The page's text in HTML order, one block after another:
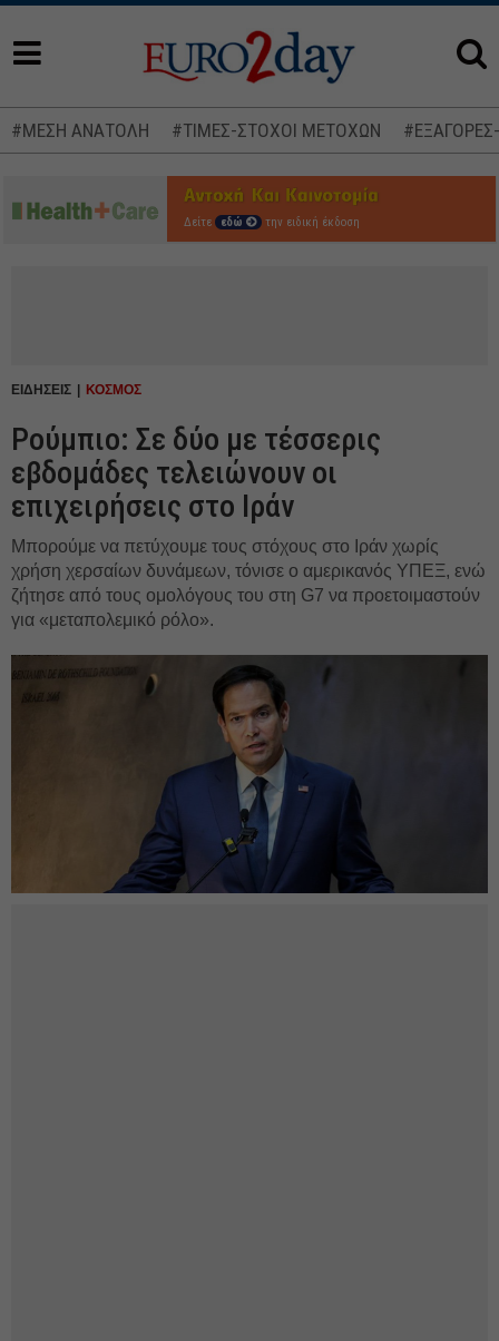
#ΜΕΣΗ ΑΝΑΤΟΛΗ #ΤΙΜΕΣ-ΣΤΟΧΟΙ ΜΕΤΟΧΩΝ
Δείτε εδώ την ειδική έκδοση
ΕΙΔΗΣΕΙΣ ΚΟΣΜΟΣ
Ρούμπιο: Σε δύο με τέσσερις
εβδομάδες τελειώνουν οι
επιχειρήσεις στο Ιράν
Μπορούμε να πετύχουμε τους στόχους στο Ιράν χωρίς
χρήση χερσαίων δυνάμεων, τόνισε ο αμερικανός ΥΠΕΞ, ενώ
ζήτησε από τους ομολόγους του στη G7 να προετοιμαστούν
για «μεταπολεμικό ρόλο».